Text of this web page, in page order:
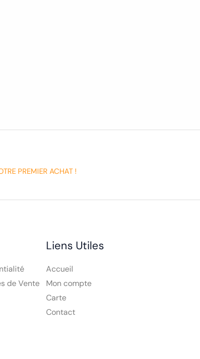
PREMIER ACHAT !
de Vente
Liens Utiles
Accueil
Mon compte
Carte
Contact